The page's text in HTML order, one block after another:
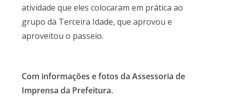
atividade que eles colocaram em prática ao
grupo da Terceira Idade, que aprovou e
aproveitou o passeio.
Com informações e fotos da Assessoria de
Imprensa da Prefeitura.